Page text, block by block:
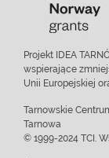
Projekt IDEA
wspierające
Unii Europejskiej
Tarnowskie
Tarnowa
© 1999-2024 TCI.